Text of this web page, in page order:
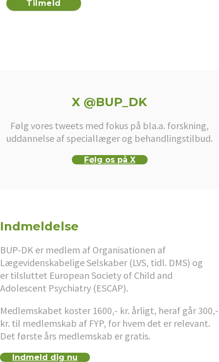
X @BUP_DK
Følg vores tweets med fokus på bla.a. forskning,
uddannelse af speciallæger og behandlingstilbud.
Følg os på X
Indmeldelse
BUP-DK er medlem af Organisationen af
Lægevidenskabelige Selskaber (LVS, tidl. DMS) og
er tilsluttet European Society of Child and
Adolescent Psychiatry (ESCAP).
Medlemskabet koster 1600,- kr. årligt, heraf går 300,-
kr. til medlemskab af FYP, for hvem det er relevant.
Det første års medlemskab er gratis.
Indmeld dig nu